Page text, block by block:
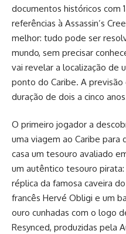
documentos históricos com
referências à Assassin’s
melhor: tudo pode ser
mundo, sem precisar
vai revelar a localização de
ponto do Caribe. A
duração de dois a cinco
O primeiro jogador a
uma viagem ao Caribe para
casa um tesouro avaliado
um autêntico tesouro
réplica da famosa caveira
francês Hervé Obligi e um
ouro cunhadas com o logo
Resynced, produzidas pela